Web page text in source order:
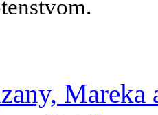
Mareka